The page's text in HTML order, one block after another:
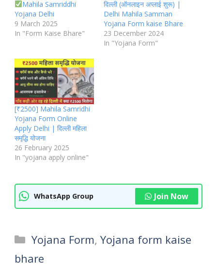
Mahila Samriddhi
Yojana Delhi
9 March 2025
In "Form Kaise Bhare"
दिल्ली (ऑनलाइन अप्लाई शुरू) |
Delhi Mahila Samman
Yojana Form kaise Bhare
23 December 2024
In "Yojana Form"
[₹2500] Mahila Samridhi
Yojana Form Online
Apply Delhi | दिल्ली महिला
समृद्धि योजना
26 February 2025
In "yojana apply online"
WhatsApp Group Join Now
Categories
Yojana Form,Yojana form kaise
bhare